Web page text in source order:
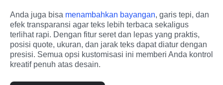
Anda juga bisa menambahkan bayangan, garis tepi, dan
efek transparansi agar teks lebih terbaca sekaligus
terlihat rapi. Dengan fitur seret dan lepas yang praktis,
posisi quote, ukuran, dan jarak teks dapat diatur dengan
presisi. Semua opsi kustomisasi ini memberi Anda kontrol
kreatif penuh atas desain.